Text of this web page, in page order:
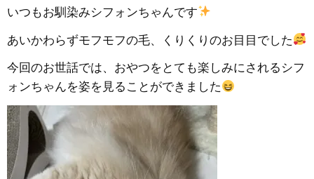
いつもお馴染みシフォンちゃんです
あいかわらずモフモフの毛、くりくりのお目目でした
今回のお世話では、おやつをとても楽しみにされるシフ
ォンちゃんを姿を見ることができました